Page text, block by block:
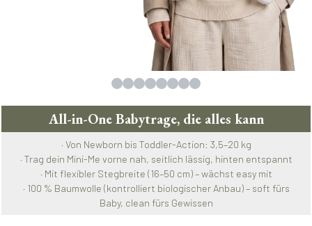
All-in-One Babytrage, die alles kann
· Von Newborn bis Toddler-Action: 3,5–20 kg
· Trag dein Mini-Me vorne nah, seitlich lässig, hinten entspannt
· Mit flexibler Stegbreite (16–50 cm) – wächst easy mit
· 100 % Baumwolle (kontrolliert biologischer Anbau) – soft fürs
Baby, clean fürs Gewissen